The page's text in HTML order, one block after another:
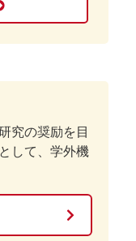
究の奨励を目
して、学外機